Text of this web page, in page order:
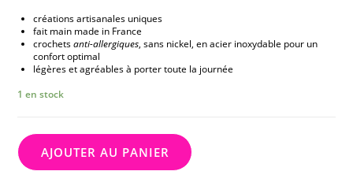
créations artisanales uniques
fait main made in France
crochetsanti-allergiques, sans nickel, en acier inoxydable pour un
confort optimal
légères et agréables à porter toute la journée
1 en stock
AJOUTER AU PANIER